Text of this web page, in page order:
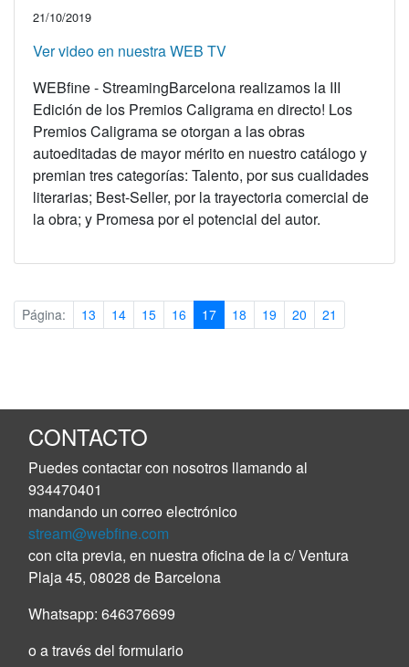
21/10/2019
Ver video en nuestra WEB TV
WEBfine - StreamingBarcelona realizamos la III
Edición de los Premios Caligrama en directo! Los
Premios Caligrama se otorgan a las obras
autoeditadas de mayor mérito en nuestro catálogo y
premian tres categorías: Talento, por sus cualidades
literarias; Best-Seller, por la trayectoria comercial de
la obra; y Promesa por el potencial del autor.
Página: 13 14 15 16 17(current)
18 19 20 21
CONTACTO
Puedes contactar con nosotros llamando al
934470401
mandando un correo electrónico
stream@webfine.com
con cita previa, en nuestra oficina de la c/ Ventura
Plaja 45, 08028 de Barcelona
Whatsapp: 646376699
o a través del formulario